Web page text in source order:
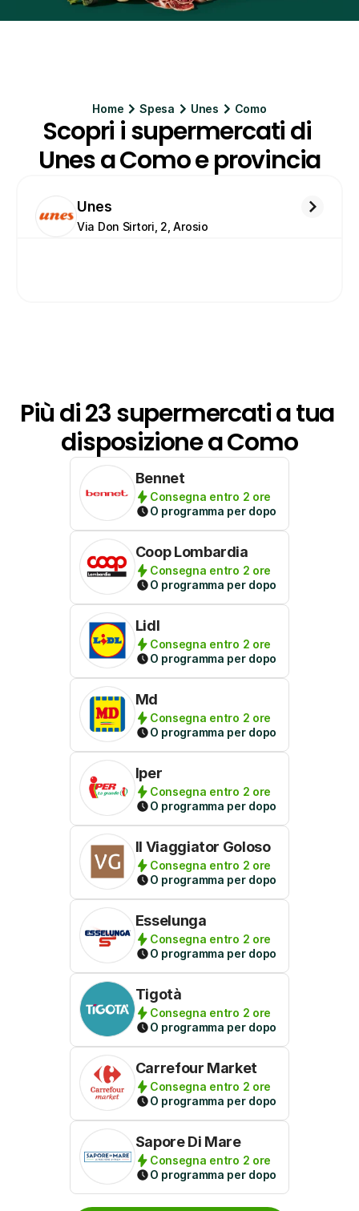
Home Spesa Unes Como
Scopri i supermercati di
Unes a Como e provincia
Unes
Via Don Sirtori, 2, Arosio
Più di 23 supermercati a tua
disposizione a Como
Bennet
Consegna entro 2 ore
O programma per dopo
Coop Lombardia
Consegna entro 2 ore
O programma per dopo
Lidl
Consegna entro 2 ore
O programma per dopo
Md
Consegna entro 2 ore
O programma per dopo
Iper
Consegna entro 2 ore
O programma per dopo
Il Viaggiator Goloso
Consegna entro 2 ore
O programma per dopo
Esselunga
Consegna entro 2 ore
O programma per dopo
Tigotà
Consegna entro 2 ore
O programma per dopo
Carrefour Market
Consegna entro 2 ore
O programma per dopo
Sapore Di Mare
Consegna entro 2 ore
O programma per dopo